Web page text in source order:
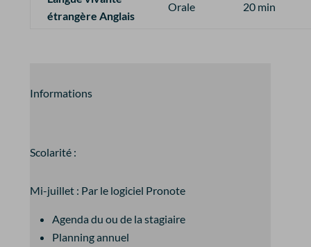
étrangère Anglais
Orale 20 min
Informations
Scolarité :
Mi-juillet : Par le logiciel Pronote
Agenda du ou de la stagiaire
Planning annuel